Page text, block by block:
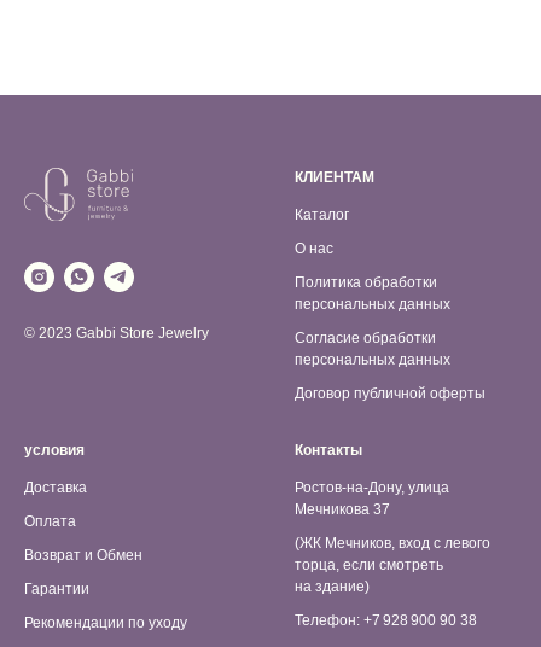
© 2023 Gabbi Store Jewelry
КЛИЕНТАМ
Каталог
О нас
Политика обработки
персональных данных
Согласие обработки
персональных данных
Договор публичной оферты
условия
Доставка
Оплата
Возврат и Обмен
Гарантии
Рекомендации по уходу
Контакты
Ростов-на-Дону, улица
Мечникова 37
(ЖК Мечников, вход с левого
торца, если смотреть
на здание)
Телефон: +7 928 900 90 38